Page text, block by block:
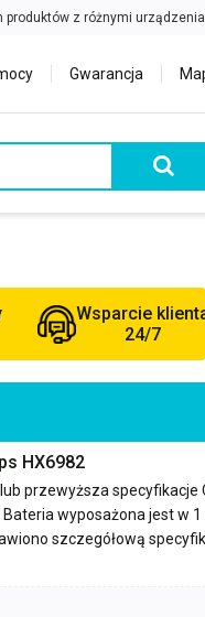
Gwarancja
Wsparcie
24/7
HX6982
przewyższa specyfikacje
wyposażona jest w 1
szczegółową